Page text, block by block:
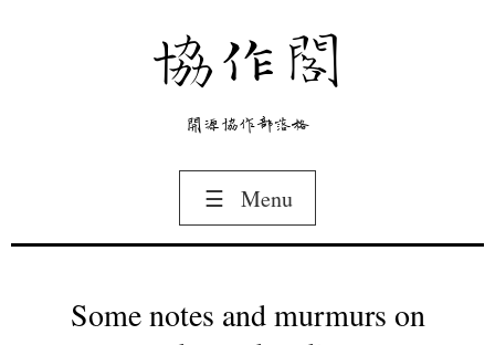
協作閣
開源協作部落格
☰ Menu
Some notes and murmurs on